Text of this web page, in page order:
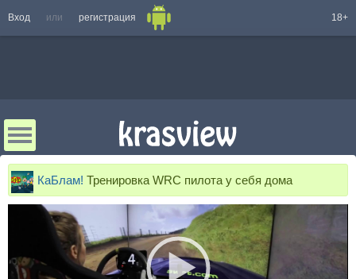
Вход или регистрация 18+
КаБлам! Тренировка WRC пилота у себя дома